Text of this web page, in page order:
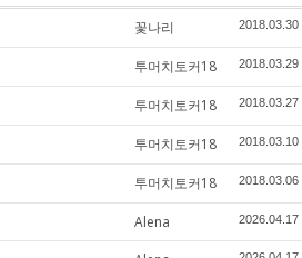
꽃나리 2018.03.30
투머치토커18 2018.03.29
투머치토커18 2018.03.27
투머치토커18 2018.03.10
투머치토커18 2018.03.06
Alena 2026.04.17